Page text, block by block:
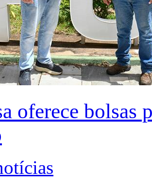
oferece bolsas